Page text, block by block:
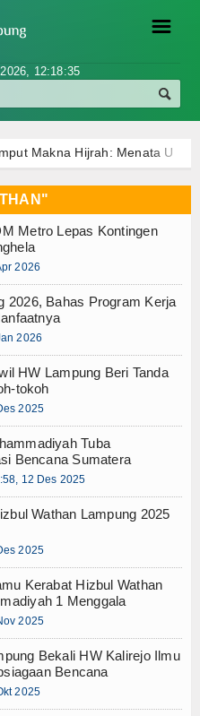
☰
12:18:36
Makna Hijrah: Menata Ulang
Potensi Dakwah di
Investasi Masa Depan
Kemanusiaan dan Ikrar
Teguhkan Ideologi
ATR, Bahas Sertifikat Wakaf
Nasional
Cik Ali Salim
Krisis Zaman
Modernitas
Potensi Dakwah di
Investasi Masa Depan
Teguhkan Ideologi
ATR, Bahas Sertifikat Wakaf
Nasional
Cik Ali Salim
Rektor
Krisis Zaman
Potensi Dakwah di
Investasi Masa Depan
Kemanusiaan dan Ikrar
ATR, Bahas Sertifikat Wakaf
Cik Ali Salim
Metro Lepas Kontingen
2026
2026, Bahas Program Kerja
2026
HW Lampung Beri Tanda
tokoh
2025
Tuba
Bencana Sumatera
12 Des 2025
Wathan Lampung 2025
2025
Kerabat Hizbul Wathan
1 Menggala
2025
Bekali HW Kalirejo Ilmu
Bencana
2025